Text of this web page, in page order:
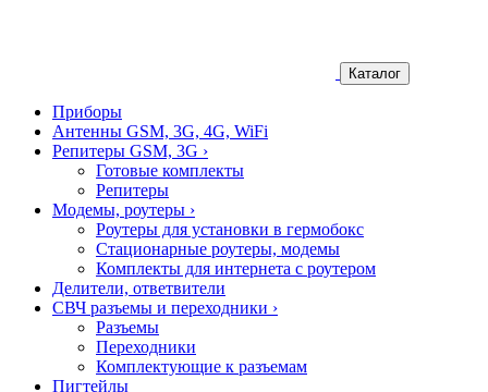
Каталог
Приборы
Антенны GSM, 3G, 4G, WiFi
Репитеры GSM, 3G ›
Готовые комплекты
Репитеры
Модемы, роутеры ›
Роутеры для установки в гермобокс
Стационарные роутеры, модемы
Комплекты для интернета с роутером
Делители, ответвители
СВЧ разъемы и переходники ›
Разъемы
Переходники
Комплектующие к разъемам
Пигтейлы